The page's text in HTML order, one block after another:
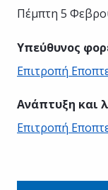
Πέμπτη 5
Υπεύθυνος
Επιτροπή
Ανάπτυξη και
Επιτροπή